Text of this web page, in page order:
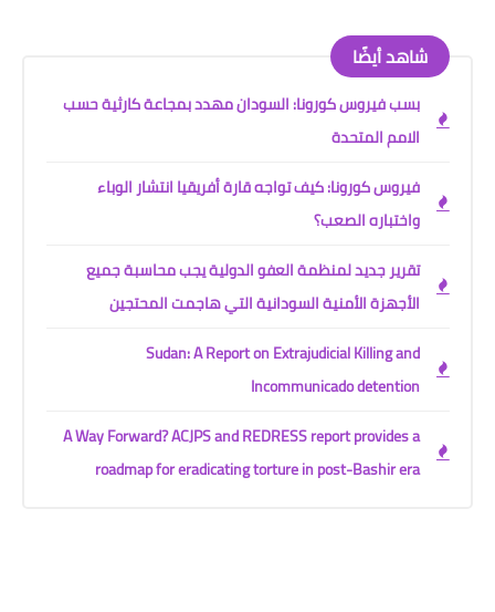
شاهد أيضًا
بسب فيروس كورونا: السودان مهدد بمجاعة كارثية حسب
الامم المتحدة
فيروس كورونا: كيف تواجه قارة أفريقيا انتشار الوباء
واختباره الصعب؟
تقرير جديد لمنظمة العفو الدولية يجب محاسبة جميع
الأجهزة الأمنية السودانية التي هاجمت المحتجين
Sudan: A Report on Extrajudicial Killing and
Incommunicado detention
A Way Forward? ACJPS and REDRESS report provides a
roadmap for eradicating torture in post-Bashir era